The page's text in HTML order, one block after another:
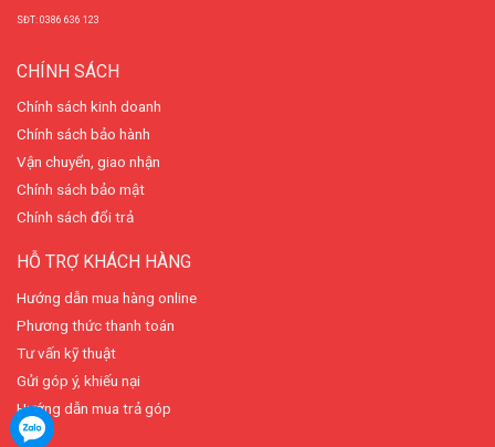
SĐT: 0386 636 123
CHÍNH SÁCH
Chính sách kinh doanh
Chính sách bảo hành
Vận chuyển, giao nhận
Chính sách bảo mật
Chính sách đổi trả
HỖ TRỢ KHÁCH HÀNG
Hướng dẫn mua hàng online
Phương thức thanh toán
Tư vấn kỹ thuật
Gửi góp ý, khiếu nại
Hướng dẫn mua trả góp